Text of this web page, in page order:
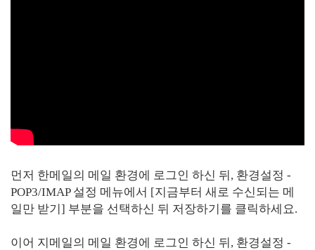
먼저 한메일의 메일 환경에 로그인 하신 뒤, 환경설정 -
POP3/IMAP 설정 메뉴에서 [지금부터 새로 수신되는 메
일만 받기] 부분을 선택하신 뒤 저장하기를 클릭하세요.
이어 지메일의 메일 환경에 로그인 하신 뒤, 환경설정 -